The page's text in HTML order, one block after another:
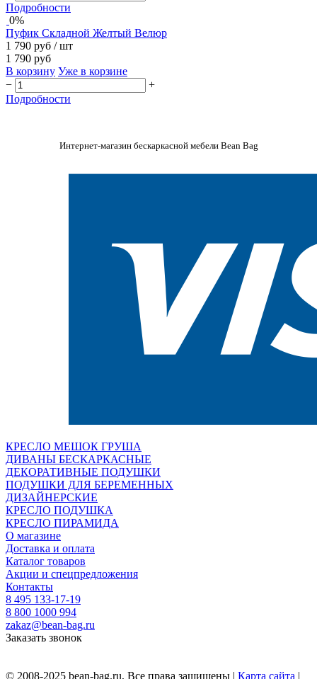
Подробности
0%
Пуфик Складной Желтый Велюр
1 790 руб / шт
1 790 руб
В корзину Уже в корзине
−
+
Подробности
Интернет-магазин бескаркасной мебели Bean Bag
КРЕСЛО МЕШОК ГРУША
ДИВАНЫ БЕСКАРКАСНЫЕ
ДЕКОРАТИВНЫЕ ПОДУШКИ
ПОДУШКИ ДЛЯ БЕРЕМЕННЫХ
ДИЗАЙНЕРСКИЕ
КРЕСЛО ПОДУШКА
КРЕСЛО ПИРАМИДА
О магазине
Доставка и оплата
Каталог товаров
Акции и спецпредложения
Контакты
8 495 133-17-19
8 800 1000 994
zakaz@bean-bag.ru
Заказать звонок
© 2008-2025 bean-bag.ru, Все права защищены | Карта сайта |